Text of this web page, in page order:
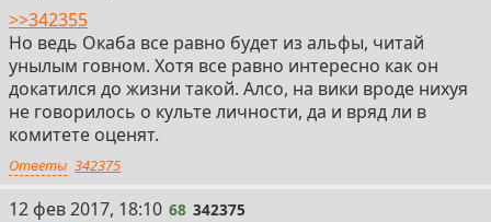
>>342355
Но ведь Окаба все равно будет из альфы, читай
унылым говном. Хотя все равно интересно как он
докатился до жизни такой. Алсо, на вики вроде нихуя
не говорилось о культе личности, да и вряд ли в
комитете оценят.
Ответы 342375
68
12 фев 2017, 18:10 68 342375